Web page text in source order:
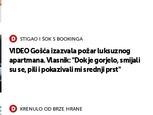
STIGAO I ŠOK S BOOKINGA
VIDEO Gošća izazvala požar luksuznog
apartmana. Vlasnik: "Dok je gorjelo, smijali
su se, pili i pokazivali mi srednji prst"
KRENULO OD BRZE HRANE
UKLJUČITE NOTIFIKACIJE